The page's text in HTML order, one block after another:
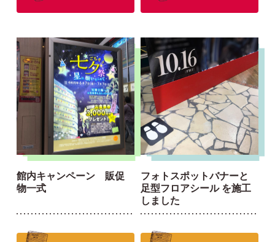
館内キャンペーン 販促
物一式
フォトスポットバナーと
足型フロアシール を施工
しました